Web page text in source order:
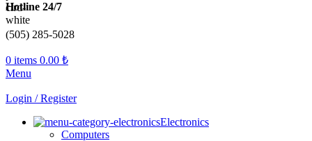
Hotline 24/7
(505) 285-5028
0 items 0.00 ₺
Menu
Login / Register
Electronics
Computers